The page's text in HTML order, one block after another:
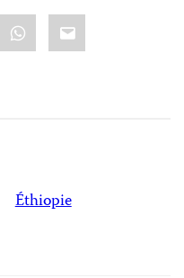
WhatsApp
Email
Éthiopie